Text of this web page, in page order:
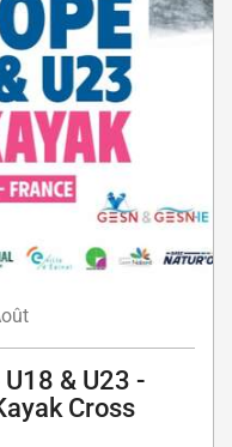
& U23 -
Cross